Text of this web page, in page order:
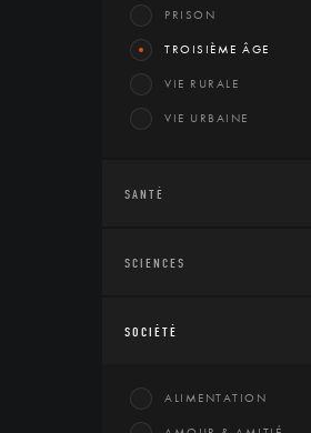
PRISON
TROISIÈME ÂGE
VIE RURALE
VIE URBAINE
SANTÉ
SCIENCES
SOCIÉTÉ
ALIMENTATION